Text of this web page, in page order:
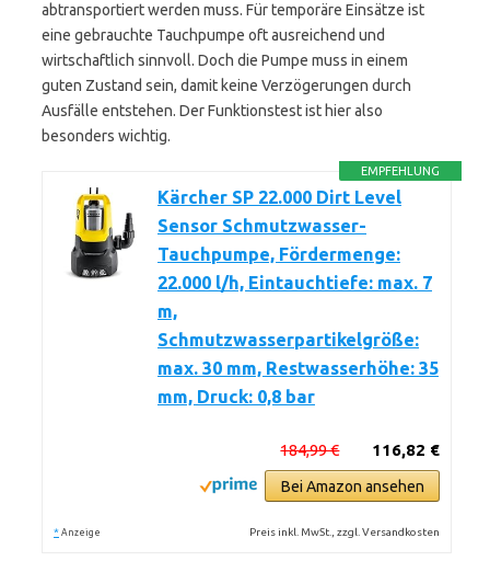
abtransportiert werden muss. Für temporäre Einsätze ist
eine gebrauchte Tauchpumpe oft ausreichend und
wirtschaftlich sinnvoll. Doch die Pumpe muss in einem
guten Zustand sein, damit keine Verzögerungen durch
Ausfälle entstehen. Der Funktionstest ist hier also
besonders wichtig.
EMPFEHLUNG
Kärcher SP 22.000 Dirt Level
Sensor Schmutzwasser-
Tauchpumpe, Fördermenge:
22.000 l/h, Eintauchtiefe: max. 7
m,
Schmutzwasserpartikelgröße:
max. 30 mm, Restwasserhöhe: 35
mm, Druck: 0,8 bar
116,82 €
184,99 €
Bei Amazon ansehen
* Anzeige Preis inkl. MwSt., zzgl. Versandkosten